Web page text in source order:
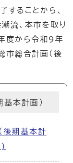
ることから、
流、本市を取り
度から令和9年
市総合計画（後
本計画）
後期基本計